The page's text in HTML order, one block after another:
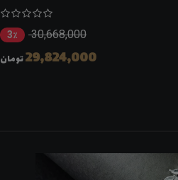
30,668,000 3٪
29,824,000تومان